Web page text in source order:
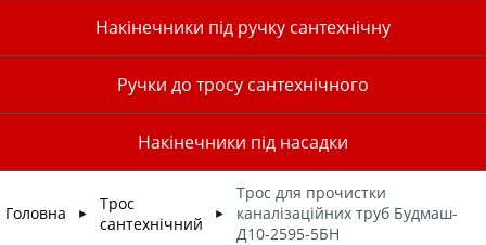
Накінечники під ручку сантехнічну
Ручки до тросу сантехнічного
Накінечники під насадки
Головна ►
Трос
сантехнічний
►
Трос для прочистки
каналізаційних труб Будмаш-
Д10-2595-5БН